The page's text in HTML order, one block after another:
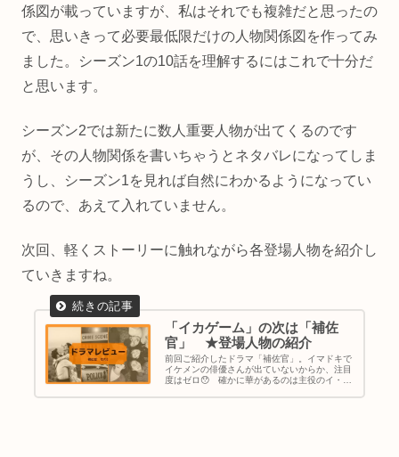
係図が載っていますが、私はそれでも複雑だと思ったの
で、思いきって必要最低限だけの人物関係図を作ってみ
ました。シーズン1の10話を理解するにはこれで十分だ
と思います。
シーズン2では新たに数人重要人物が出てくるのです
が、その人物関係を書いちゃうとネタバレになってしま
うし、シーズン1を見れば自然にわかるようになってい
るので、あえて入れていません。
次回、軽くストーリーに触れながら各登場人物を紹介し
ていきますね。
「イカゲーム」の次は「補佐
官」 ★登場人物の紹介
前回ご紹介したドラマ「補佐官」。イマドキで
イケメンの俳優さんが出ていないからか、注目
度はゼロ😯 確かに華があるのは主役のイ・ジ
イ系の俳優さんばかり。でも、脇を固めるのは